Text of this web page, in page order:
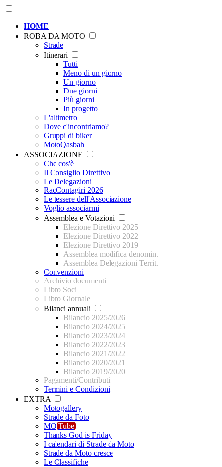
HOME
ROBA DA MOTO
Strade
Itinerari
Tutti
Meno di un giorno
Un giorno
Due giorni
Più giorni
In progetto
L'altimetro
Dove c'incontriamo?
Gruppi di biker
MotoQasbah
ASSOCIAZIONE
Che cos'è
Il Consiglio Direttivo
Le Delegazioni
RacContagiri 2026
Le tessere dell'Associazione
Voglio associarmi
Assemblea e Votazioni
Elezione Direttivo 2025
Elezione Direttivo 2022
Elezione Direttivo 2019
Assemblea modifica denomin.
Assemblea Delegazioni Territ.
Convenzioni
Archivio documenti
Libro Soci
Libro Giornale
Bilanci annuali
Bilancio 2025/2026
Bilancio 2024/2025
Bilancio 2023/2024
Bilancio 2022/2023
Bilancio 2021/2022
Bilancio 2020/2021
Bilancio 2019/2020
Pagamenti/Contributi
Termini e Condizioni
EXTRA
Motogallery
Strade da Foto
MO Tube
Thanks God is Friday
I calendari di Strade da Moto
Strade da Moto cresce
Le Classifiche